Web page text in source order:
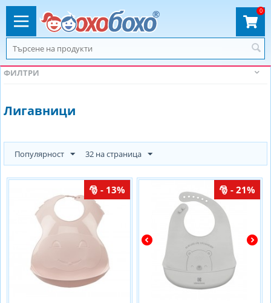
0
ФИЛТРИ
Лигавници
Популярност 32 на страница
- 13% - 21%